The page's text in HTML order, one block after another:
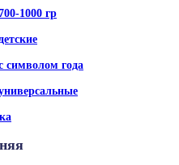
1000 гр
символом года